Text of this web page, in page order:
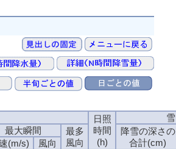
日照
時間
(h)
雪
最大瞬間
最多
風向
降雪の深さの
合計(cm)
(m/s)
風向